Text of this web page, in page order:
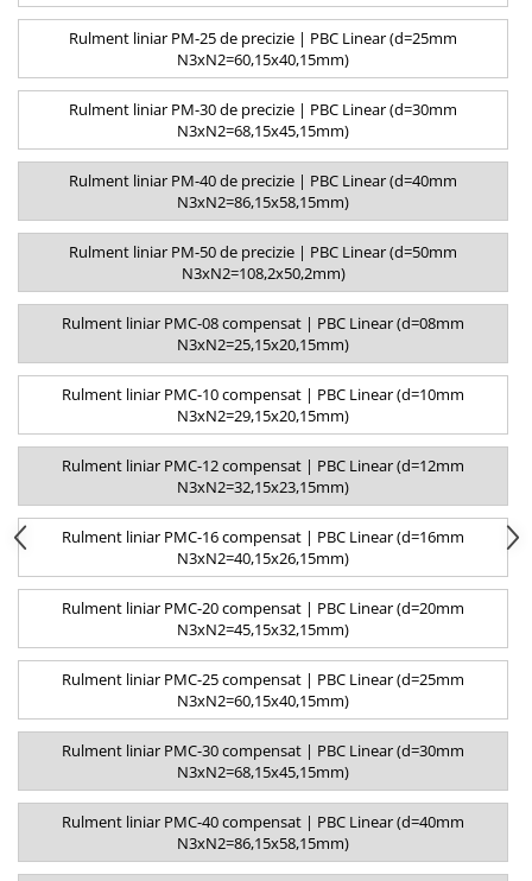
Rulment liniar PM-25 de precizie | PBC Linear (d=25mm
N3xN2=60,15x40,15mm)
Rulment liniar PM-30 de precizie | PBC Linear (d=30mm
N3xN2=68,15x45,15mm)
Rulment liniar PM-40 de precizie | PBC Linear (d=40mm
N3xN2=86,15x58,15mm)
Rulment liniar PM-50 de precizie | PBC Linear (d=50mm
N3xN2=108,2x50,2mm)
Rulment liniar PMC-08 compensat | PBC Linear (d=08mm
N3xN2=25,15x20,15mm)
Rulment liniar PMC-10 compensat | PBC Linear (d=10mm
N3xN2=29,15x20,15mm)
Rulment liniar PMC-12 compensat | PBC Linear (d=12mm
N3xN2=32,15x23,15mm)
Rulment liniar PMC-16 compensat | PBC Linear (d=16mm
N3xN2=40,15x26,15mm)
Rulment liniar PMC-20 compensat | PBC Linear (d=20mm
N3xN2=45,15x32,15mm)
Rulment liniar PMC-25 compensat | PBC Linear (d=25mm
N3xN2=60,15x40,15mm)
Rulment liniar PMC-30 compensat | PBC Linear (d=30mm
N3xN2=68,15x45,15mm)
Rulment liniar PMC-40 compensat | PBC Linear (d=40mm
N3xN2=86,15x58,15mm)